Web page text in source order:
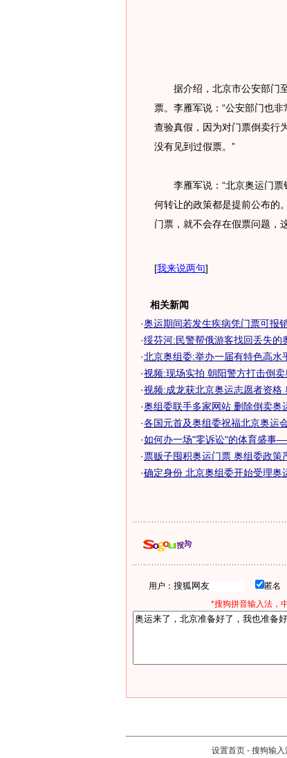
据介绍，北京市公安部门至
票。李雁军说：“公安部门也
查验真假，因为对门票倒卖行
没有见到过假票。”
李雁军说：“北京奥运门票
何转让的政策都是提前公布的
门票，就不会存在假票问题
[我来说两句]
相关新闻
·奥运期间若发生疾病凭门票可报
·绥芬河:民警帮俄游客找回丢失的
·北京奥组委:举办一届有特色高水
·视频:现场实拍 朝阳警方打击倒
·视频:成龙获北京奥运志愿者资格
·奥组委联手多家网站 删除倒卖奥
·各国元首及奥组委祝福北京奥运
·如何办一场"零诉讼"的体育盛事
·票贩子囤积奥运门票 奥组委政策
·确定身份 北京奥组委开始受理奥
用户： 匿名
*搜狗拼音输入法，
设置首页 - 搜狗输入